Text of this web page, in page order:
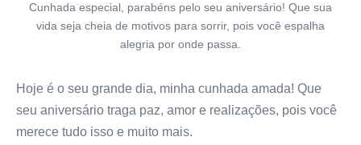
Cunhada especial, parabéns pelo seu aniversário! Que sua
vida seja cheia de motivos para sorrir, pois você espalha
alegria por onde passa.
Hoje é o seu grande dia, minha cunhada amada! Que
seu aniversário traga paz, amor e realizações, pois você
merece tudo isso e muito mais.